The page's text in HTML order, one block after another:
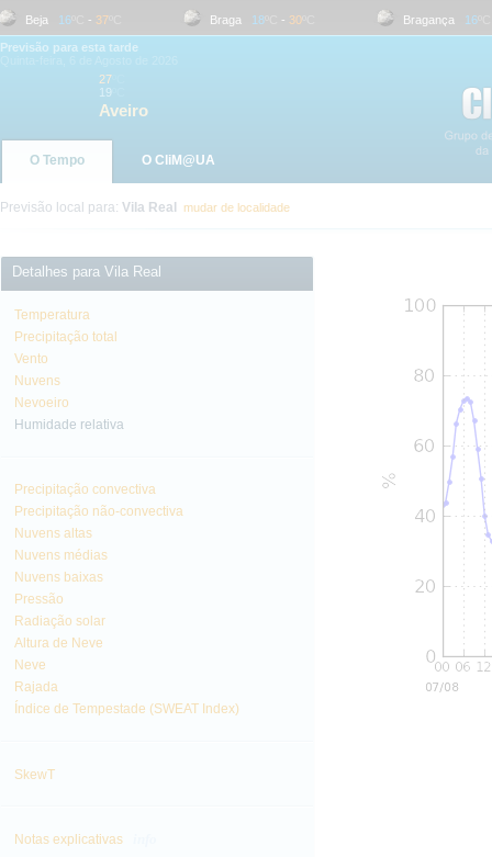
Beja 16 ºC- 37 ºC Braga 18 ºC- 30 ºC Bragança 16 ºC-
Previsão para esta tarde
27
19
Aveiro
O Tempo O CliM@UA
Previsão local para: Vila Real mudar de localidade
Detalhes para Vila Real
Temperatura
Precipitação total
Vento
Nuvens
Nevoeiro
Humidade relativa
Precipitação convectiva
Precipitação não-convectiva
Nuvens altas
Nuvens médias
Nuvens baixas
Pressão
Radiação solar
Altura de Neve
Neve
Rajada
Índice de Tempestade (SWEAT Index)
SkewT
Notas explicativas